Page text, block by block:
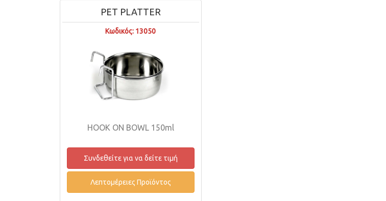
PET PLATTER
Κωδικός: 13050
HOOK ON BOWL 150ml
Συνδεθείτε για να δείτε τιμή
Λεπτομέρειες Προϊόντος